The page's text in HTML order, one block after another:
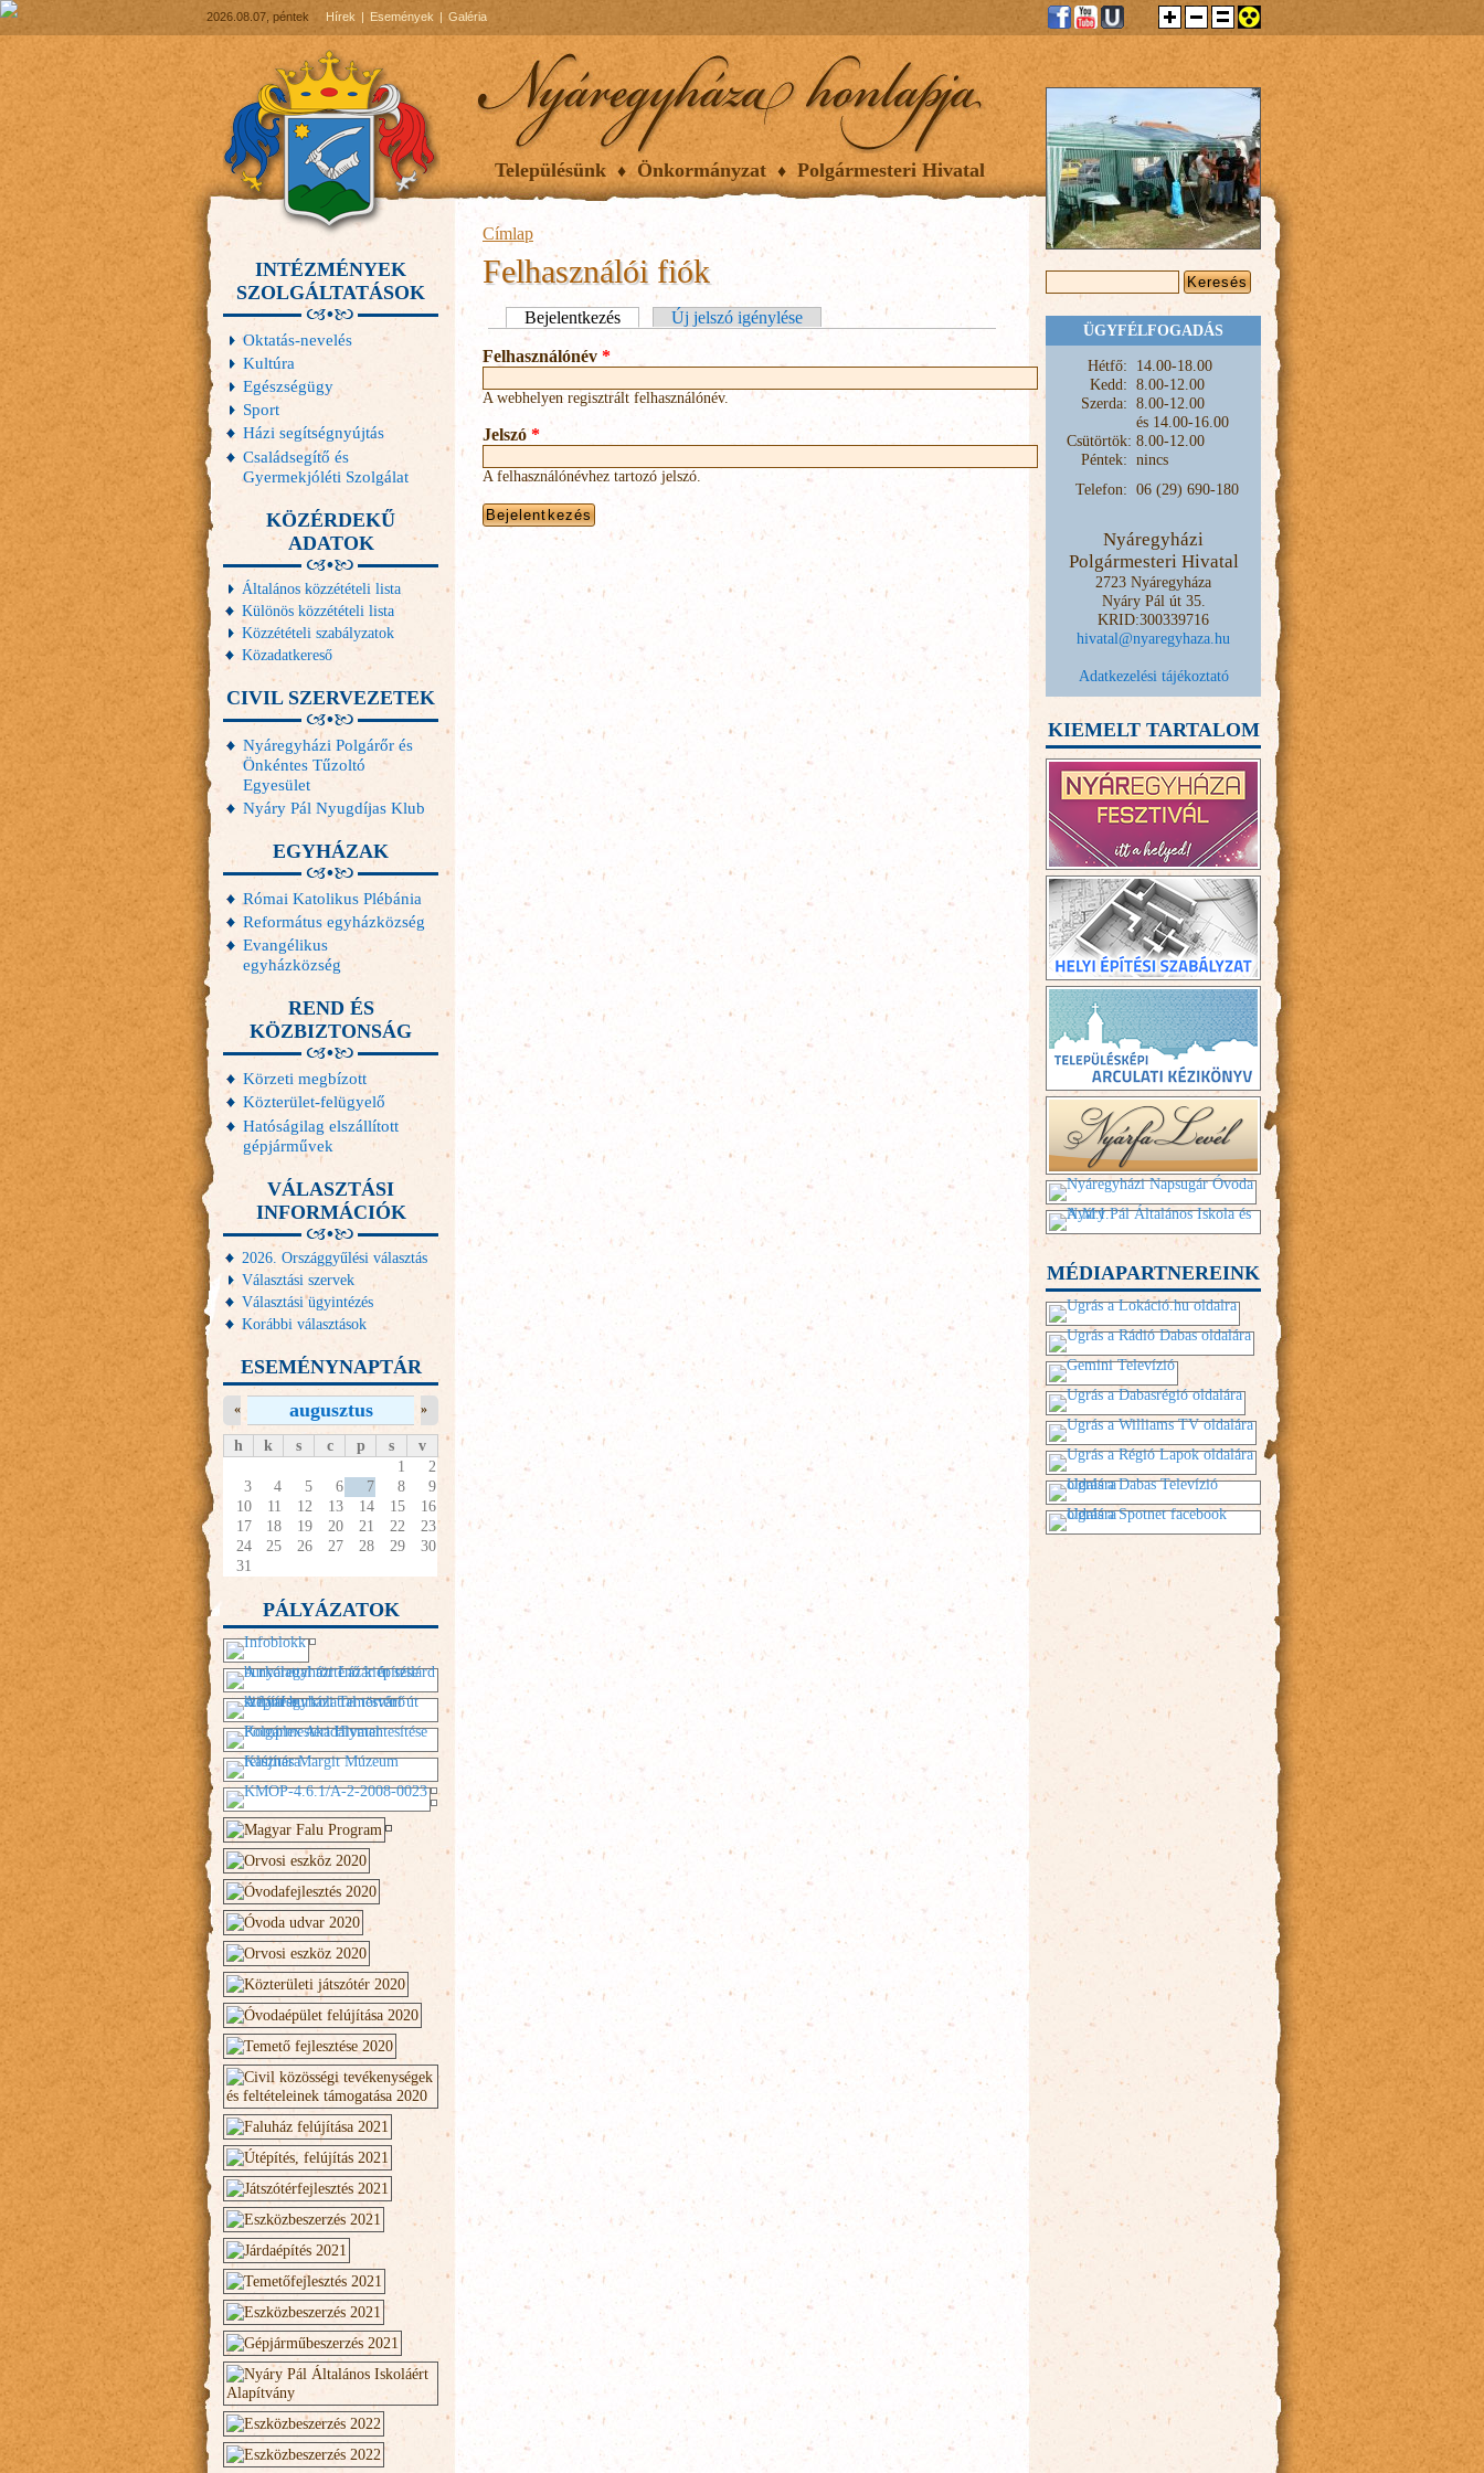
2026.08.07, péntek Hírek Események Galéria
Településünk Önkormányzat Polgármesteri Hivatal
Címlap
Felhasználói fiók
Elsődleges fülek
Bejelentkezés (aktív fül)Új jelszó igénylése
Felhasználónév *
A webhelyen regisztrált felhasználónév.
Jelszó*
A felhasználónévhez tartozó jelszó.
INTÉZMÉNYEK
SZOLGÁLTATÁSOK
Oktatás-nevelés
Kultúra
Egészségügy
Sport
Házi segítségnyújtás
Családsegítő és
Gyermekjóléti Szolgálat
KÖZÉRDEKŰ
ADATOK
Általános közzétételi lista
Különös közzétételi lista
Közzétételi szabályzatok
Közadatkereső
CIVIL SZERVEZETEK
Nyáregyházi Polgárőr és
Önkéntes Tűzoltó
Egyesület
Nyáry Pál Nyugdíjas Klub
EGYHÁZAK
Római Katolikus Plébánia
Református egyházközség
Evangélikus
egyházközség
REND ÉS
KÖZBIZTONSÁG
Körzeti megbízott
Közterület-felügyelő
Hatóságilag elszállított
gépjárművek
VÁLASZTÁSI
INFORMÁCIÓK
2026. Országgyűlési választás
Választási szervek
Választási ügyintézés
Korábbi választások
ESEMÉNYNAPTÁR
augusztus
« »
h k s c p s
v
1
2
3
4 5 6 7 8
9
10
11 12 13 14 15
16
17
18 19 20 21 22
23
24
25 26 27 28 29
30
31
PÁLYÁZATOK
KERESÉS ŰRLAP
ÜGYFÉLFOGADÁS
Hétfő: 14.00-18.00
Kedd: 8.00-12.00
Szerda: 8.00-12.00
és 14.00-16.00
Csütörtök: 8.00-12.00
Péntek: nincs
Telefon: 06 (29) 690-180
Nyáregyházi
Polgármesteri Hivatal
2723 Nyáregyháza
Nyáry Pál út 35.
KRID:300339716
hivatal@nyaregyhaza.hu
Adatkezelési tájékoztató
KIEMELT TARTALOM
MÉDIAPARTNEREINK